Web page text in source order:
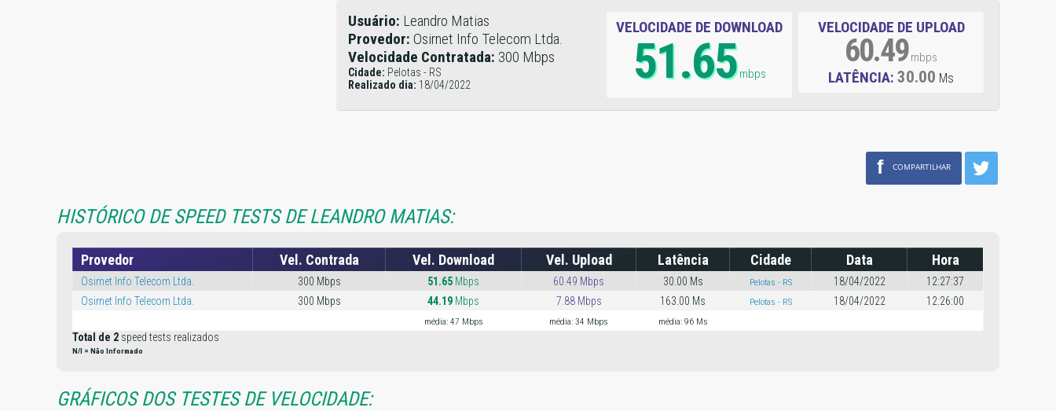
Usuário: Leandro Matias
Provedor: Osirnet Info Telecom Ltda.
Velocidade Contratada: 300 Mbps
Cidade: Pelotas - RS
Realizado dia: 18/04/2022
VELOCIDADE DE DOWNLOAD
51.65mbps
VELOCIDADE DE UPLOAD
60.49 mbps
LATÊNCIA:30.00 Ms
f COMPARTILHAR
HISTÓRICO DE SPEED TESTS DE LEANDRO MATIAS:
Provedor Vel. Contrada Vel. Download Vel. Upload Latência Cidade Data Hora
Osirnet Info Telecom Ltda. 300 Mbps 51.65 Mbps 60.49 Mbps 30.00 Ms Pelotas - RS 18/04/2022
12:27:37
Osirnet Info Telecom Ltda.
300 Mbps 44.19 Mbps 7.88 Mbps 163.00 Ms Pelotas - RS 18/04/2022 12:26:00
média: 47 Mbps média: 34 Mbps média: 96 Ms
Total de 2 speed tests realizados
N/I = Não Informado
GRÁFICOS DOS TESTES DE VELOCIDADE: